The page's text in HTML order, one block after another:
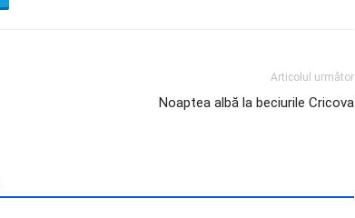
Articolul următor
Noaptea albă la beciurile Cricova